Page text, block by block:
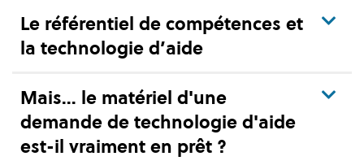
Le référentiel de compétences et
la technologie d’aide
Mais... le matériel d'une
demande de technologie d'aide
est-il vraiment en prêt ?